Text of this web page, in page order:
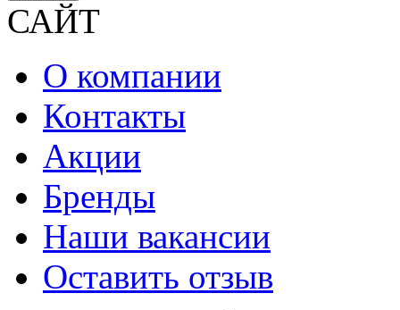
САЙТ
О компании
Контакты
Акции
Бренды
Наши вакансии
Оставить отзыв